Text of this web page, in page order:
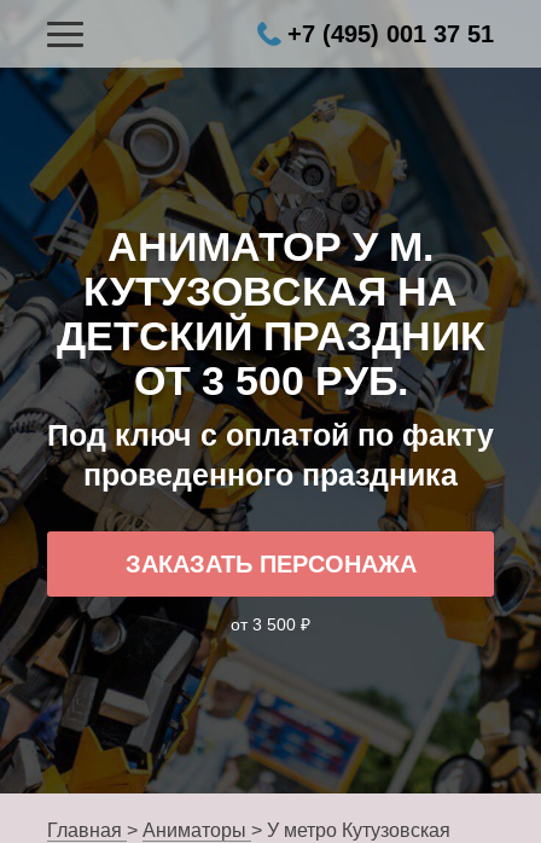
+7 (495) 001 37 51
АНИМАТОР У М.
КУТУЗОВСКАЯ НА
ДЕТСКИЙ ПРАЗДНИК
ОТ 3 500 РУБ.
Под ключ с оплатой по факту
проведенного праздника
ЗАКАЗАТЬ ПЕРСОНАЖА
от 3 500 ₽
Главная > Аниматоры > У метро Кутузовская